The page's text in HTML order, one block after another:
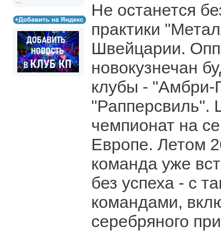
Не останется
практики
Швейцарии.
новокузнечан
клубы - "Амбри-
"Рапперсвиль".
чемпионат на
Европе. Летом
команда уже
без успеха - с
командами,
серебряного